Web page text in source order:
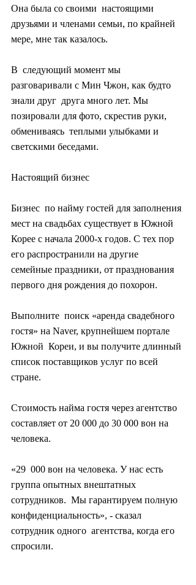
Она была со своими  настоящими
друзьями и членами семьи, по крайней
мере, мне так казалось.
В  следующий момент мы
разговаривали с Мин Чжон, как будто
знали друг  друга много лет. Мы
позировали для фото, скрестив руки,
обмениваясь  теплыми улыбками и
светскими беседами.
Настоящий бизнес
Бизнес  по найму гостей для заполнения
мест на свадьбах существует в Южной
Корее с начала 2000-х годов. С тех пор
его распространили на другие
семейные праздники, от празднования
первого дня рождения до похорон.
Выполните  поиск «аренда свадебного
гостя» на Naver, крупнейшем портале
Южной  Кореи, и вы получите длинный
список поставщиков услуг по всей
стране.
Стоимость найма гостя через агентство
составляет от 20 000 до 30 000 вон на
человека.
«29  000 вон на человека. У нас есть
группа опытных внештатных
сотрудников.  Мы гарантируем полную
конфиденциальность», - сказал
сотрудник одного  агентства, когда его
спросили.